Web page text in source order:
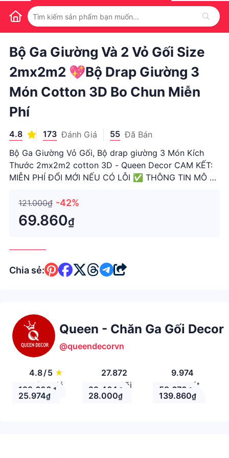
1 /
Bộ Ga Giường Và 2 Vỏ Gối Size
2mx2m2 💖Bộ Drap Giường 3
Món Cotton 3D Bo Chun Miễn
Phí
4.8 173 Đánh Giá 55 Đã Bán
Bộ Ga Giường Vỏ Gối, Bộ drap giường 3 Món Kích
Thước 2mx2m2 cotton 3D - Queen Decor CAM KẾT:
MIỄN PHÍ ĐỔI MỚI NẾU CÓ LỖI ​​​​​✅ THÔNG TIN MÔ TẢ
giường Kích Thước 2mx2m2 + 2 Vỏ Gối Nằm Kích
Thước 45x65cm 👉 Chất liệu Ga
121.000₫ -42%
69.860₫
Chia sẻ:
Queen - Chăn Ga Gối Decor
@queendecorvn
4.8/5 ★
Đánh giá
27.872
Theo Dõi
9.974
Nhận xét
129.600 ₫ 22.464 ₫ 59.670 ₫
25.974₫ 28.000₫ 139.860₫